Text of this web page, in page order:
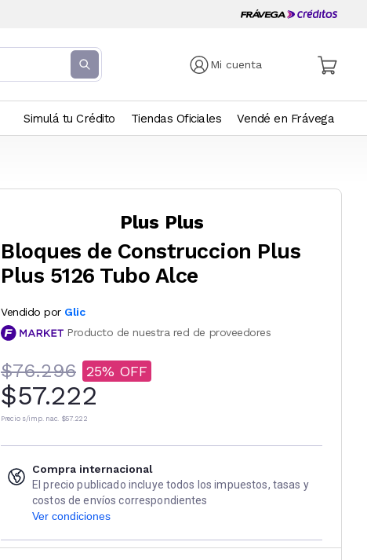
Mi cuenta
Simulá tu Crédito Tiendas Oficiales Vendé en Frávega
Plus Plus
Bloques de Construccion Plus
Plus 5126 Tubo Alce
Vendido por Glic
Producto de nuestra red de proveedores
$76.296 25
$57.222
Precio s/imp. nac. $57.222
Compra internacional
El precio publicado incluye todos los impuestos, tasas y
costos de envíos correspondientes
Ver condiciones